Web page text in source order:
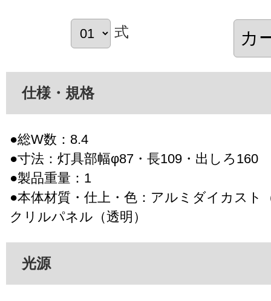
式
仕様・規格
●総W数：8.4
●寸法：灯具部幅φ87・長109・出しろ160
●製品重量：1
●本体材質・仕上・色：アルミダイカスト
クリルパネル（透明）
光源